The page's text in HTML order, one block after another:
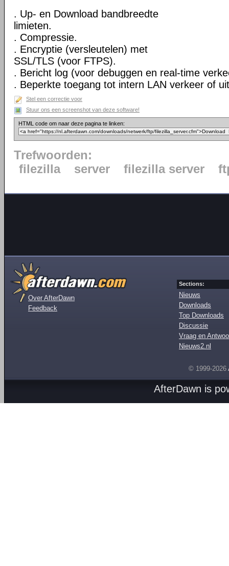
. Up- en Download bandbreedte
limieten.
. Compressie.
. Encryptie (versleutelen) met
SSL/TLS (voor FTPS).
. Bericht log (voor debuggen en real-time
. Beperkte toegang tot intern LAN verkeer of
Stel een correctie voor
Stuur ons een screenshot van deze software!
HTML code om naar deze pagina te linken:
Trefwoorden:
filezilla
server filezilla server
Over AfterDawn
Feedback
Sections:
Nieuws
Downloads
Top Downloads
Discussie
Vraag en
Nieuws2.nl
© 1999-2026
AfterDawn is